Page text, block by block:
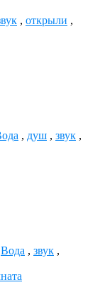
, открыли ,
, душ , звук ,
Вода , звук ,